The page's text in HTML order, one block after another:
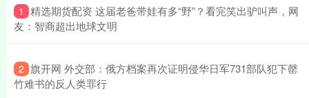
1 ​精选期货配资 这届老爸带娃有多“野”？看完笑出驴叫声，网
友：智商超出地球文明
2 ​旗开网 外交部：俄方档案再次证明侵华日军731部队犯下罄
竹难书的反人类罪行